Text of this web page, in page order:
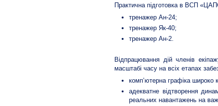
Практична підготовка в ВСП
тренажер Ан-24;
тренажер Як-40;
тренажер Ан-2.
Відпрацювання дій членів
масштабі часу на всіх етапах
комп’ютерна графіка широко
адекватне відтворення
реальних навантажень на